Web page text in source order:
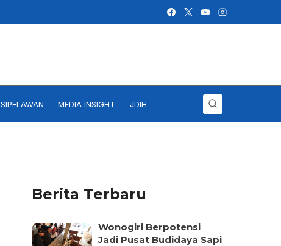
SIPELAWAN MEDIA INSIGHT JDIH
Berita Terbaru
Wonogiri Berpotensi
Jadi Pusat Budidaya Sapi